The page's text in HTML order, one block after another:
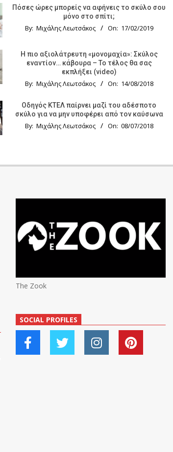
Πόσες ώρες μπορείς να αφήνεις το σκύλο σου
μόνο στο σπίτι;
By: Μιχάλης Λεωτσάκος On: 17/02/2019
Η πιο αξιολάτρευτη «μονομαχία»: Σκύλος
εναντίον… κάβουρα – Το τέλος θα σας
εκπλήξει (video)
By: Μιχάλης Λεωτσάκος On: 14/08/2018
Οδηγός KTΕΛ παίρνει μαζί του αδέσποτο
σκύλο για να μην υποφέρει από τον καύσωνα
By: Μιχάλης Λεωτσάκος On: 08/07/2018
The Zook
SOCIAL PROFILES